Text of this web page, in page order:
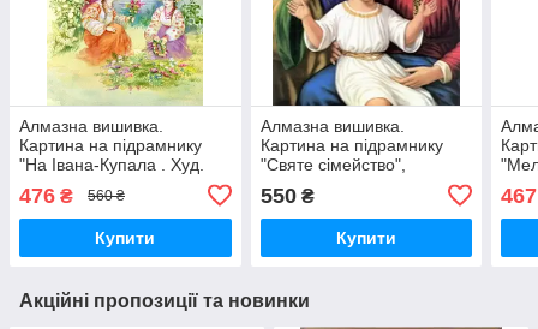
Алмазна вишивка.
Картина на підрамнику
"На Івана-Купала . Худ.
40х50см
476 ₴ 560 ₴
Купити
Алмазна вишивка.
Картина на підрамнику
"Святе сімейство",
550₴
Купити
Акційні пропозиції та новинки